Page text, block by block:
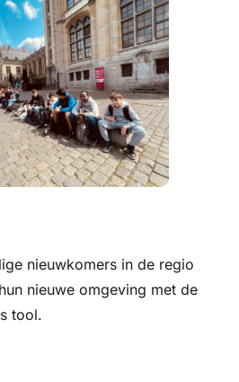
nieuwkomers in de regio
nieuwe omgeving met de
tool.